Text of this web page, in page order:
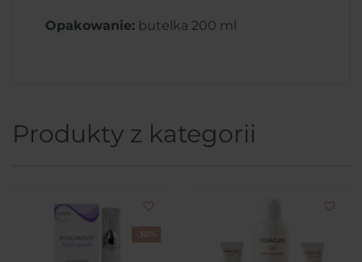
Opakowanie: butelka 200 ml
Produkty z kategorii
-30%
favorite_border favorite_border